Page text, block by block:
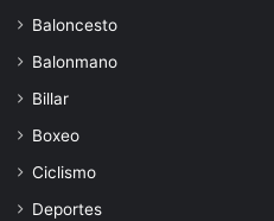
Baloncesto
Balonmano
Billar
Boxeo
Ciclismo
Deportes